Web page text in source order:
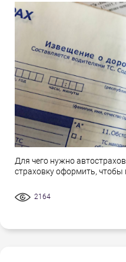
Для чего нужно
страховку оформить, чтобы
2164